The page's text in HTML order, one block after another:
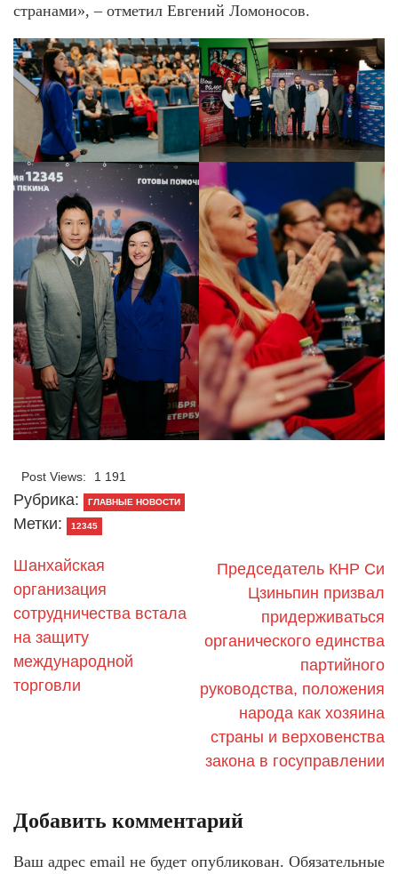
странами», – отметил Евгений Ломоносов.
Post Views: 1 191
Рубрика: ГЛАВНЫЕ НОВОСТИ
Метки: 12345
Шанхайская
организация
сотрудничества встала
на защиту
международной
торговли
Председатель КНР Си
Цзиньпин призвал
придерживаться
органического единства
партийного
руководства, положения
народа как хозяина
страны и верховенства
закона в госуправлении
Добавить комментарий
Ваш адрес email не будет опубликован. Обязательные